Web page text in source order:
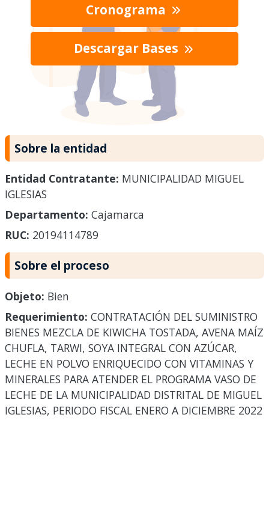
Cronograma
Descargar Bases
Sobre la entidad
Entidad Contratante: MUNICIPALIDAD MIGUEL
IGLESIAS
Departamento: Cajamarca
RUC: 20194114789
Sobre el proceso
Objeto: Bien
Requerimiento: CONTRATACIÓN DEL SUMINISTRO
BIENES MEZCLA DE KIWICHA TOSTADA, AVENA MAÍZ
CHUFLA, TARWI, SOYA INTEGRAL CON AZÚCAR,
LECHE EN POLVO ENRIQUECIDO CON VITAMINAS Y
MINERALES PARA ATENDER EL PROGRAMA VASO DE
LECHE DE LA MUNICIPALIDAD DISTRITAL DE MIGUEL
IGLESIAS, PERIODO FISCAL ENERO A DICIEMBRE 2022